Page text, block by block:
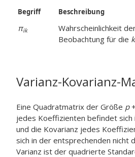
Begriff Beschreibung
πik Wahrscheinlichkeit
Beobachtung für die k
Varianz-Kovarianz-
Eine Quadratmatrix der Größe p+
jedes Koeffizienten befindet sich
und die Kovarianz jedes
sich in der entsprechenden nicht
Varianz ist der quadrierte